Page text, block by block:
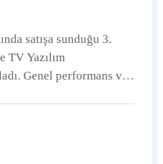
satışa sunduğu 3.
Yazılım
Genel performans ve